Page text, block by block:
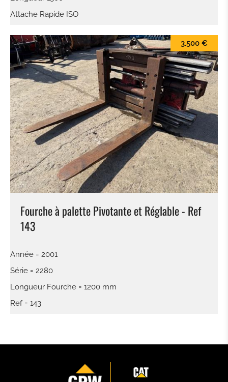
PINCE À GRAB
RÂTEAU
MARTEAU PIQUEUR
PINCE BOIS
RIPPER
ADAPTATEUR
PNEUS / JANTE
PONT
BRAS
CABINE
Attache Rapide ISO
Fourche à palette Pivotante et Réglable - Ref
143
3.500 €
Année = 2001
Série = 2280
Longueur Fourche = 1200 mm
Ref = 143